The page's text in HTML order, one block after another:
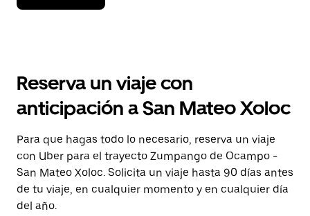
flecha
el
y
selecciona
una
fecha.
Presiona
la
tecla Esc
para
cerrar
Reserva un viaje con
anticipación a San Mateo Xoloc
Para que hagas todo lo necesario, reserva un viaje
con Uber para el trayecto Zumpango de Ocampo -
San Mateo Xoloc. Solicita un viaje hasta 90 días antes
de tu viaje, en cualquier momento y en cualquier día
del año.